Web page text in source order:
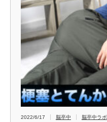
2022/6/17 脳卒中 脳卒中ラボ